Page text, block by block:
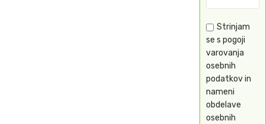
Strinjam
se s pogoji
varovanja
osebnih
podatkov in
nameni
obdelave
osebnih